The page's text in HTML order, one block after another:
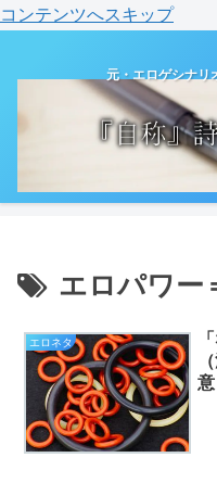
コンテンツへスキップ
元・エロゲシナリ
エロパワー
エロネタ
意